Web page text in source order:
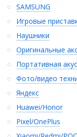
SAMSUNG
Игровые
Наушники
Оригинальные
Портативная
Фото/видео
Яндекс
Huawei/Honor
Pixel/OnePlus